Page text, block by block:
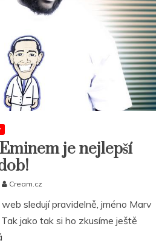
a
je nejlepší
Cream.cz
sledují pravidelně, jméno Marv
jako tak si ho zkusíme ještě